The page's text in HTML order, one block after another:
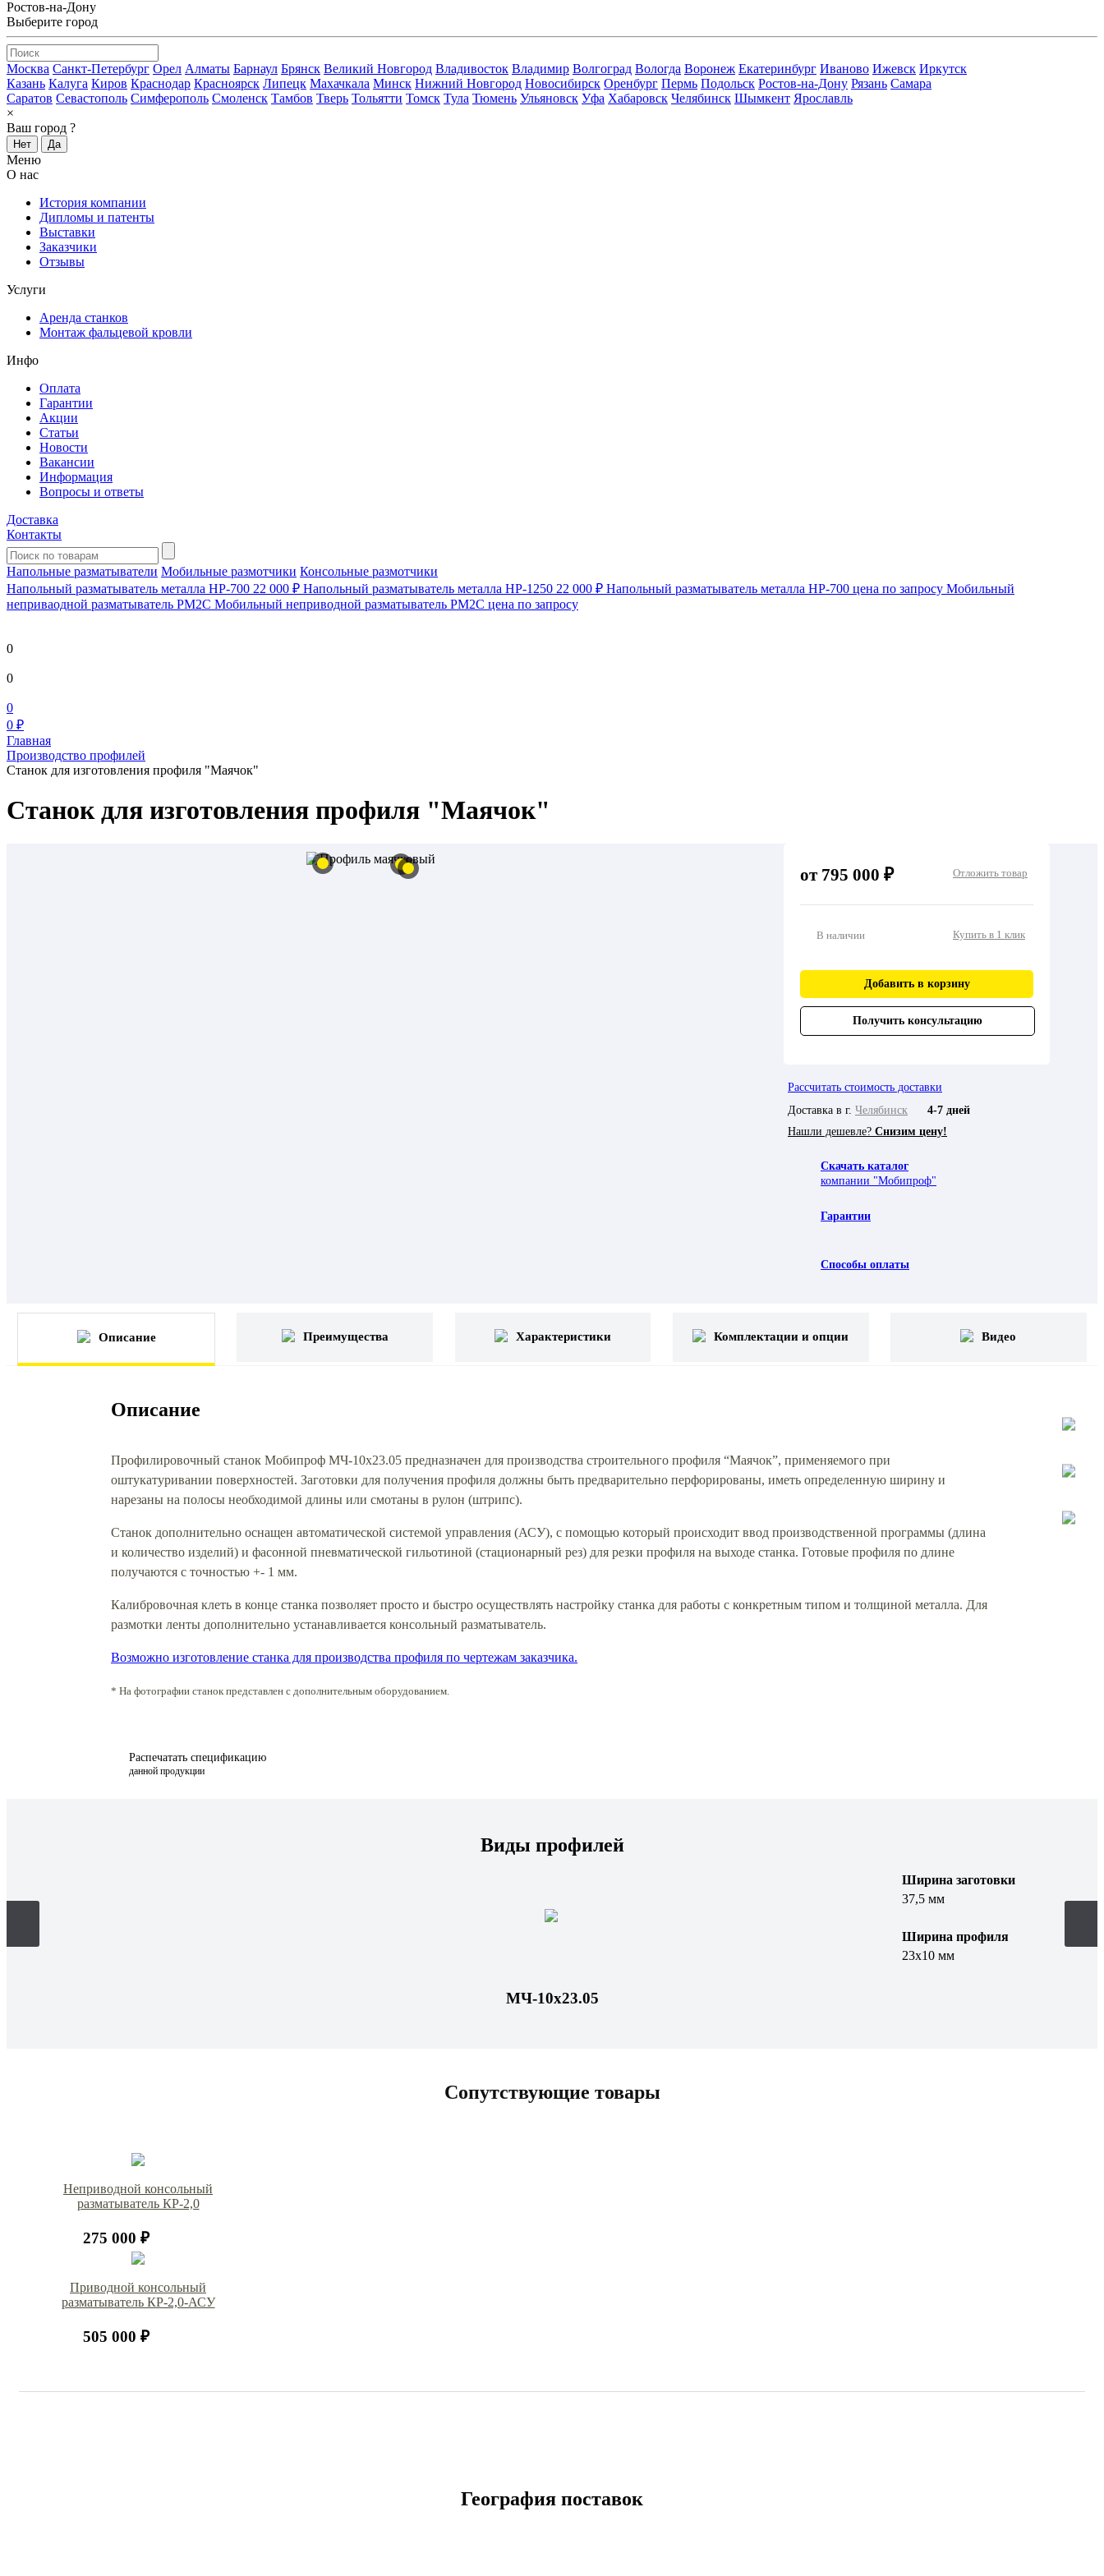
Ростов-на-Дону
Выберите город
Москва Санкт-Петербург Орел Алматы Барнаул Брянск Великий Новгород Владивосток Владимир Волгоград Вологда Воронеж Екатеринбург Иваново Ижевск Иркутск
Казань Калуга Киров Краснодар Красноярск Липецк Махачкала Минск Нижний Новгород Новосибирск Оренбург Пермь Подольск Ростов-на-Дону Рязань Самара
Саратов Севастополь Симферополь Смоленск Тамбов Тверь Тольятти Томск Тула Тюмень Ульяновск Уфа Хабаровск Челябинск Шымкент Ярославль
×
Ваш город ?
Нет Да
Меню
О нас
История компании
Дипломы и патенты
Выставки
Заказчики
Отзывы
Услуги
Аренда станков
Монтаж фальцевой кровли
Инфо
Оплата
Гарантии
Акции
Статьи
Новости
Вакансии
Информация
Вопросы и ответы
Доставка
Контакты
Напольные разматыватели Мобильные размотчики Консольные размотчики
Напольный разматыватель металла HP-700 22 000 ₽ Напольный разматыватель металла HP-1250 22 000 ₽ Напольный разматыватель металла HP-700 цена по запросу Мобильный
непривaодной разматыватель РМ2С Мобильный неприводной разматыватель РМ2С цена по запросу
0
0
0
0 ₽
Главная
Производство профилей
Станок для изготовления профиля "Маячок"
Станок для изготовления профиля "Маячок"
от 795 000 ₽ Отложить товар
В наличии Купить в 1 клик
Добавить в корзину
Получить консультацию
Рассчитать стоимость доставки
Доставка в г. Челябинск
4-7 дней
Нашли дешевле? Снизим цену!
Скачать каталог
компании "Мобипроф"
Гарантии
Способы оплаты
Описание Преимущества Характеристики Комплектации и опции Видео
Описание
Профилировочный станок Мобипроф МЧ-10х23.05 предназначен для производства строительного профиля “Маячок”, применяемого при
оштукатуривании поверхностей. Заготовки для получения профиля должны быть предварительно перфорированы, иметь определенную ширину и
нарезаны на полосы необходимой длины или смотаны в рулон (штрипс).
Станок дополнительно оснащен автоматической системой управления (АСУ), с помощью который происходит ввод производственной программы (длина
и количество изделий) и фасонной пневматической гильотиной (стационарный рез) для резки профиля на выходе станка. Готовые профиля по длине
получаются с точностью +- 1 мм.
Калибровочная клеть в конце станка позволяет просто и быстро осуществлять настройку станка для работы с конкретным типом и толщиной металла. Для
размотки ленты дополнительно устанавливается консольный разматыватель.
Возможно изготовление станка для производства профиля по чертежам заказчика.
* На фотографии станок представлен с дополнительным оборудованием.
Распечатать спецификацию
данной продукции
Виды профилей
Ширина заготовки
37,5 мм
Ширина профиля
23х10 мм
МЧ-10х23.05
Сопутствующие товары
Неприводной консольный
разматыватель КР-2,0
275 000 ₽
Приводной консольный
разматыватель КР-2,0-АСУ
505 000 ₽
География поставок